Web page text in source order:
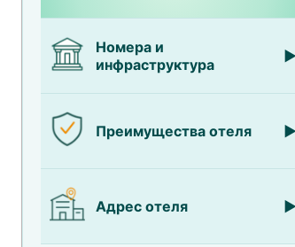
Номера и
инфраструктура
Преимущества отеля
Адрес отеля